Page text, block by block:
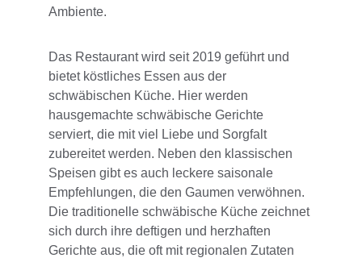
Ambiente.
Das Restaurant wird seit 2019 geführt und
bietet köstliches Essen aus der
schwäbischen Küche. Hier werden
hausgemachte schwäbische Gerichte
serviert, die mit viel Liebe und Sorgfalt
zubereitet werden. Neben den klassischen
Speisen gibt es auch leckere saisonale
Empfehlungen, die den Gaumen verwöhnen.
Die traditionelle schwäbische Küche zeichnet
sich durch ihre deftigen und herzhaften
Gerichte aus, die oft mit regionalen Zutaten